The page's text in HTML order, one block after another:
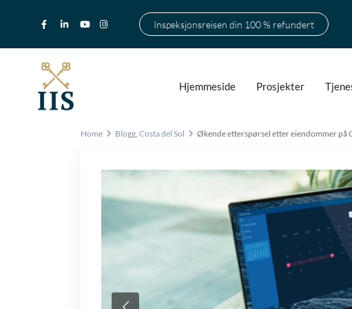
Inspeksjonsreisen din 100 % refundert
Hjemmeside Prosjekter
Home Blogg, Costa del Sol Økende etterspørsel etter eiendommer på